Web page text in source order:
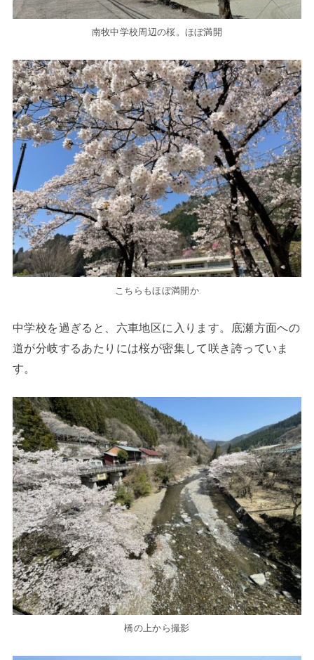
南牧中学校周辺の桜。ほぼ満開
こちらもほぼ満開か
中学校を過ぎると、六車地区に入ります。底瀬方面への
道が分岐するあたりには桜が密集して咲き誇っていま
す。
橋の上から撮影